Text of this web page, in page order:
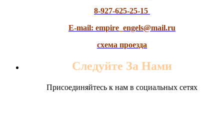
8-927-625-25-15
E-mail: empire_engels@mail.ru
схема проезда
Следуйте За Нами
Присоединяйтесь к нам в социальных сетях